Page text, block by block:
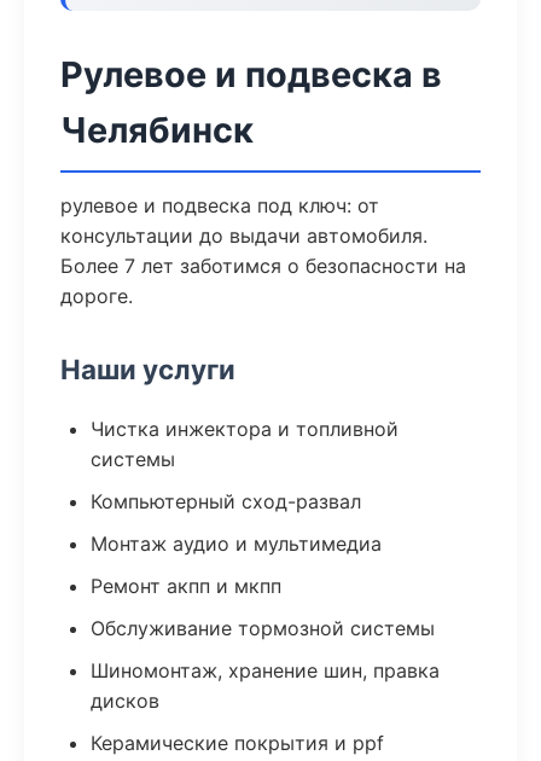
Рулевое и подвеска в
Челябинск
рулевое и подвеска под ключ: от
консультации до выдачи автомобиля.
Более 7 лет заботимся о безопасности на
дороге.
Наши услуги
Чистка инжектора и топливной
системы
Компьютерный сход-развал
Монтаж аудио и мультимедиа
Ремонт акпп и мкпп
Обслуживание тормозной системы
Шиномонтаж, хранение шин, правка
дисков
Керамические покрытия и ppf